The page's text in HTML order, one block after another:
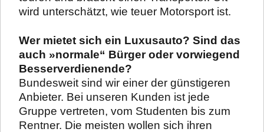
wird unterschätzt, wie teuer Motorsport ist.
Wer mietet sich ein Luxusauto? Sind das
auch »normale“ Bürger oder vorwiegend
Besserverdienende?
Bundesweit sind wir einer der günstigeren
Anbieter. Bei unseren Kunden ist jede
Gruppe vertreten, vom Studenten bis zum
Rentner. Die meisten wollen sich ihren